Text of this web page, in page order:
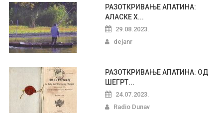
РАЗОТКРИВАЊЕ АПАТИНА:
АЛАСКЕ Х...
29.08.2023.
dejanr
РАЗОТКРИВАЊЕ АПАТИНА: ОД
ШЕГРТ...
24.07.2023.
Radio Dunav